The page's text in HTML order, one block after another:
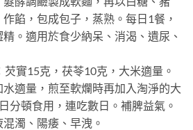
餡，包成包子，蒸熟。每日1餐，
。適用於食少納呆、消渴、遺尿、
實15克，茯苓10克，大米適量。
適量，煎至軟爛時再加入淘淨的大
分頓食用，連吃數日。補脾益氣。
濁、陽痿、早洩。